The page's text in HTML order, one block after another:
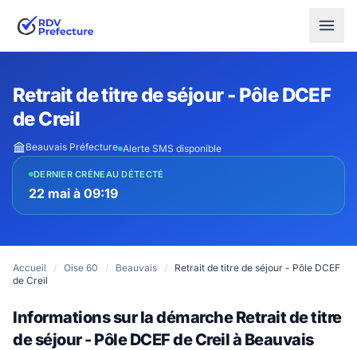
Retrait de titre de séjour - Pôle DCEF
de Creil
Beauvais Préfecture Alerte SMS disponible
DERNIER CRÉNEAU DÉTECTÉ
22 mai à 09:19
Accueil / Oise 60 / Beauvais /
Retrait de titre de séjour - Pôle DCEF
de Creil
Informations sur la démarche Retrait de titre
de séjour - Pôle DCEF de Creil à Beauvais